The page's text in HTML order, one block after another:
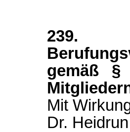
239.
gemäß §
Mit
Dr.